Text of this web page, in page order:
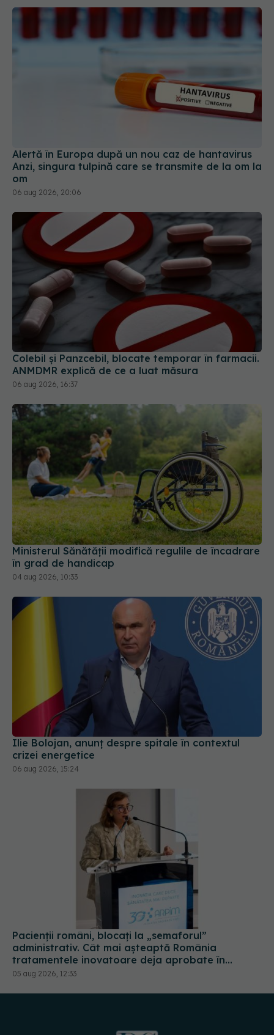
Alertă în Europa după un nou caz de hantavirus
Anzi, singura tulpină care se transmite de la om la
om
06 aug 2026, 20:06
Colebil și Panzcebil, blocate temporar în farmacii.
ANMDMR explică de ce a luat măsura
06 aug 2026, 16:37
Ministerul Sănătății modifică regulile de încadrare
în grad de handicap
04 aug 2026, 10:33
Ilie Bolojan, anunț despre spitale în contextul
crizei energetice
06 aug 2026, 15:24
Pacienții români, blocați la „semaforul”
administrativ. Cât mai așteaptă România
tratamentele inovatoare deja aprobate în
Europa
05 aug 2026, 12:33